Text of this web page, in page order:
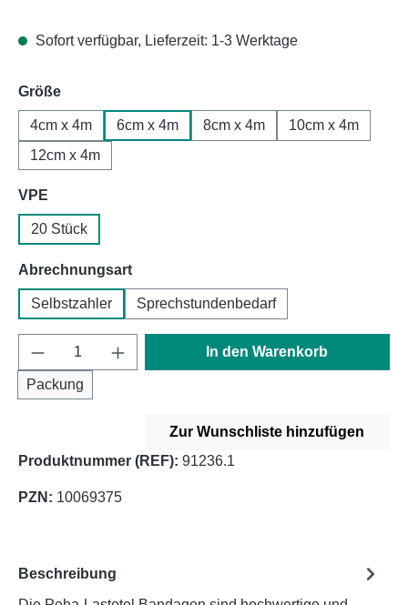
Sofort verfügbar, Lieferzeit: 1-3 Werktage
Größeauswählen
4cm x 4m 6cm x 4m 8cm x 4m
10cm x 4m
12cm x 4m
VPE
20 Stück
Abrechnungsartauswählen
Selbstzahler Sprechstundenbedarf
Produkt Anzahl: Gib den gewünschten
Packung
In den Warenkorb
Zur Wunschliste hinzufügen
Produktnummer (REF): 91236.1
PZN: 10069375
Beschreibung